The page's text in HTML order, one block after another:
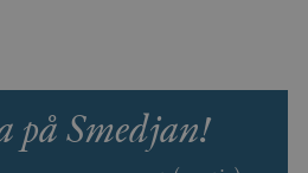
på Smedjan!